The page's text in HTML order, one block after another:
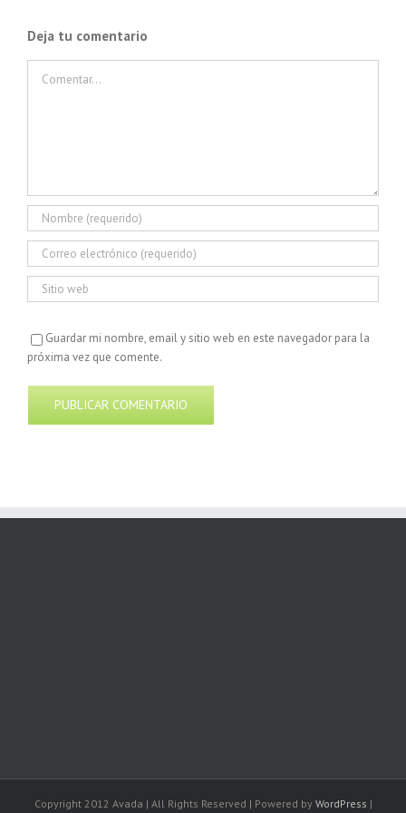
Deja tu comentario
Guardar mi nombre, email y sitio web en este navegador para la
próxima vez que comente.
Copyright 2012 Avada | All Rights Reserved | Powered by WordPress |